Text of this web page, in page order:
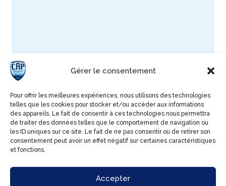
Gérer le consentement
Pour offrir les meilleures expériences, nous utilisons des technologies
telles que les cookies pour stocker et/ou accéder aux informations
des appareils. Le fait de consentir à ces technologies nous permettra
de traiter des données telles que le comportement de navigation ou
les ID uniques sur ce site. Le fait de ne pas consentir ou de retirer son
consentement peut avoir un effet négatif sur certaines caractéristiques
et fonctions.
Accepter